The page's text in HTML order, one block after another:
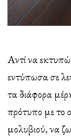
Αντί να
εντύπωσα σε
τα διάφορα
πρότυπο με το
μολυβιού, να